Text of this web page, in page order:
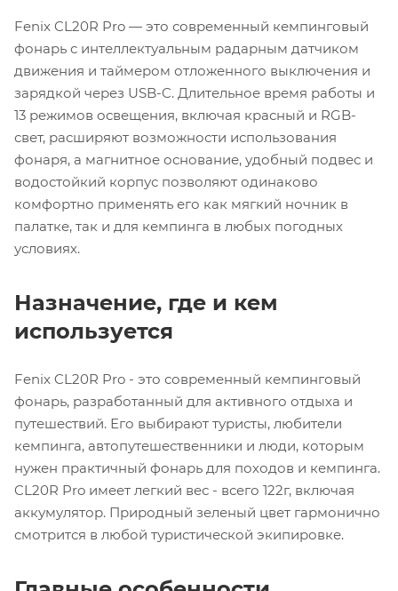
Fenix CL20R Pro — это современный кемпинговый
фонарь с интеллектуальным радарным датчиком
движения и таймером отложенного выключения и
зарядкой через USB-C. Длительное время работы и
13 режимов освещения, включая красный и RGB-
свет, расширяют возможности использования
фонаря, а магнитное основание, удобный подвес и
водостойкий корпус позволяют одинаково
комфортно применять его как мягкий ночник в
палатке, так и для кемпинга в любых погодных
условиях.
Назначение, где и кем
используется
Fenix CL20R Pro - это современный кемпинговый
фонарь, разработанный для активного отдыха и
путешествий. Его выбирают туристы, любители
кемпинга, автопутешественники и люди, которым
нужен практичный фонарь для походов и кемпинга.
CL20R Pro имеет легкий вес - всего 122г, включая
аккумулятор. Природный зеленый цвет гармонично
смотрится в любой туристической экипировке.